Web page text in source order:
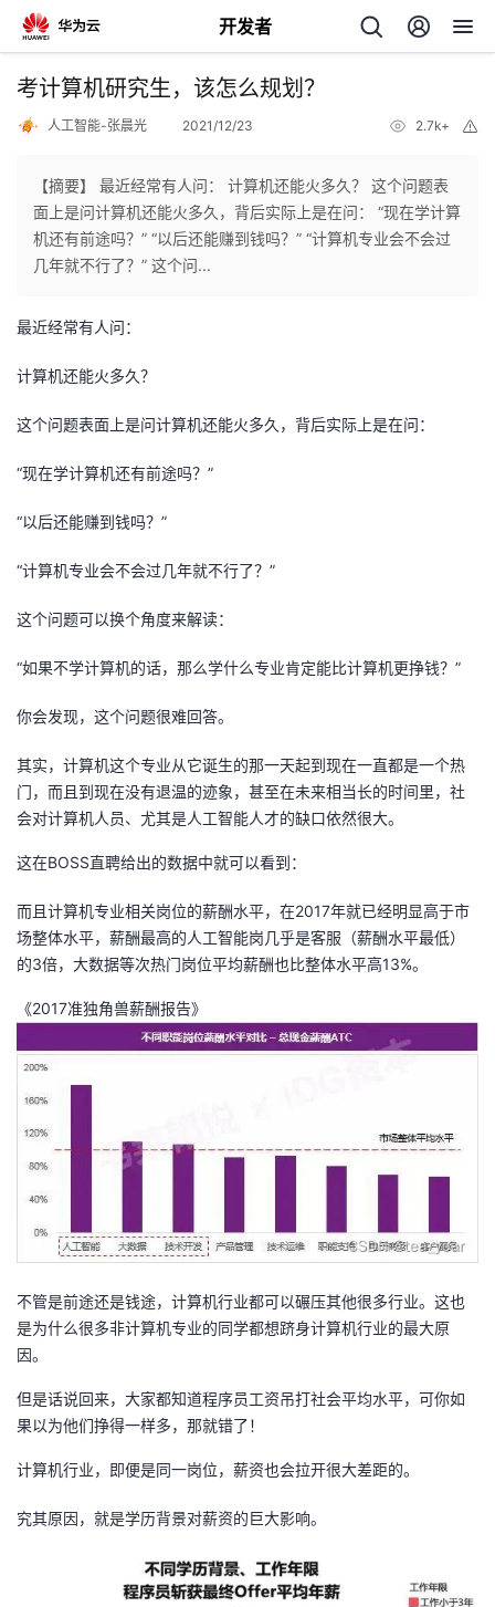
开发者
返
个
人
主
页
我
的
开
发
者
坛
圈
子
的
直
播
我
的
活
动
我
的
关
注
我
的
开
发
者
堂
的
课
我
的
我
我
的
Programs
我
的
持
我
技
术
的
云
考计算机研究生，该怎么规划？
人工智能-张晨光 2021/12/23 2.7k+
【摘要】 最近经常有人问： 计算机还能火多久？ 这个问题表
面上是问计算机还能火多久，背后实际上是在问： “现在学计算
机还有前途吗？” “以后还能赚到钱吗？” “计算机专业会不会过
几年就不行了？” 这个问...
最近经常有人问：
计算机还能火多久？
这个问题表面上是问计算机还能火多久，背后实际上是在问：
“现在学计算机还有前途吗？”
“以后还能赚到钱吗？”
“计算机专业会不会过几年就不行了？”
这个问题可以换个角度来解读：
“如果不学计算机的话，那么学什么专业肯定能比计算机更挣钱？”
你会发现，这个问题很难回答。
其实，计算机这个专业从它诞生的那一天起到现在一直都是一个热
门，而且到现在没有退温的迹象，甚至在未来相当长的时间里，社
会对计算机人员、尤其是人工智能人才的缺口依然很大。
这在BOSS直聘给出的数据中就可以看到：
而且计算机专业相关岗位的薪酬水平，在2017年就已经明显高于市
场整体水平，薪酬最高的人工智能岗几乎是客服（薪酬水平最低）
的3倍，大数据等次热门岗位平均薪酬也比整体水平高13%。
《2017准独角兽薪酬报告》
不管是前途还是钱途，计算机行业都可以碾压其他很多行业。这也
是为什么很多非计算机专业的同学都想跻身计算机行业的最大原
因。
但是话说回来，大家都知道程序员工资吊打社会平均水平，可你如
果以为他们挣得一样多，那就错了！
计算机行业，即便是同一岗位，薪资也会拉开很大差距的。
究其原因，就是学历背景对薪资的巨大影响。